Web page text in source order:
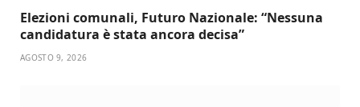
Elezioni comunali, Futuro Nazionale: “Nessuna
candidatura è stata ancora decisa”
AGOSTO 9, 2026